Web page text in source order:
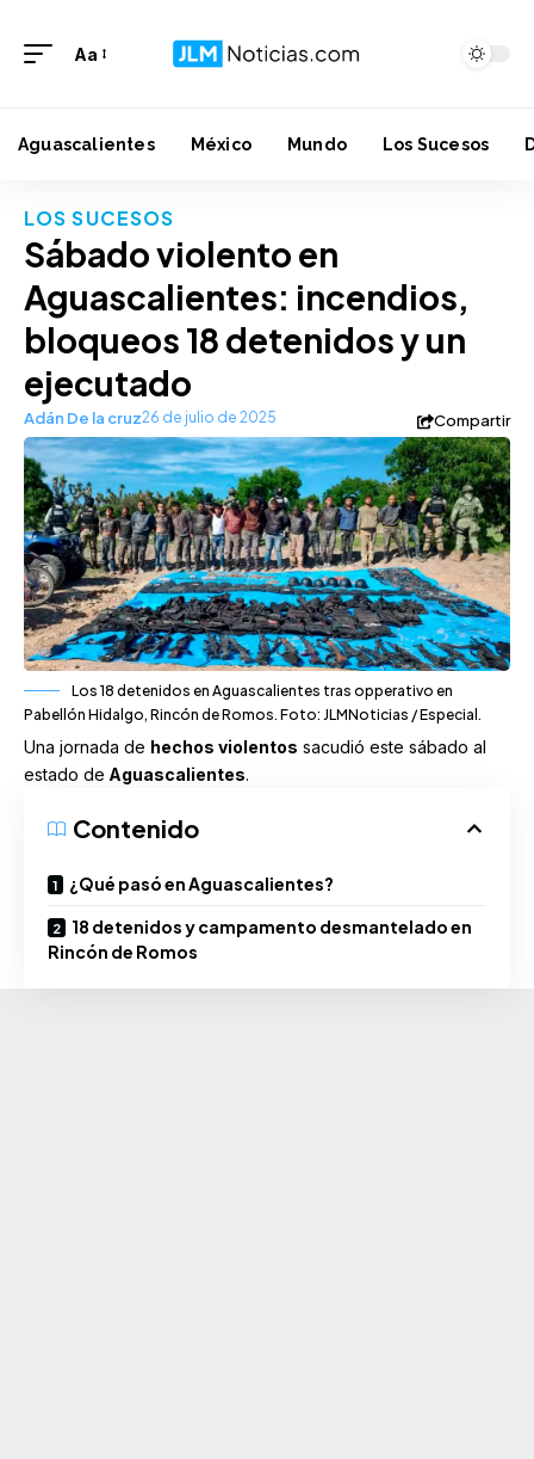
Aa
Aguascalientes México Mundo Los Sucesos
LOS SUCESOS
Sábado violento en
Aguascalientes: incendios,
bloqueos 18 detenidos y un
ejecutado
Adán De la cruz26 de julio de 2025 Compartir
Los 18 detenidos en Aguascalientes tras opperativo en
Pabellón Hidalgo, Rincón de Romos. Foto: JLMNoticias / Especial.
Una jornada de hechos violentos sacudió este sábado al
estado de Aguascalientes.
Contenido
¿Qué pasó en Aguascalientes?
18 detenidos y campamento desmantelado en
Rincón de Romos